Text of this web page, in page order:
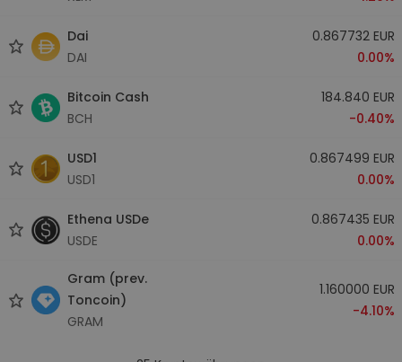
Dai
DAI
0.867732 EUR
0.00%
Bitcoin Cash
BCH
184.840 EUR
-0.40%
USD1
USD1
0.867499 EUR
0.00%
Ethena USDe
USDE
0.867435 EUR
0.00%
Gram (prev.
Toncoin)
GRAM
1.160000 EUR
-4.10%